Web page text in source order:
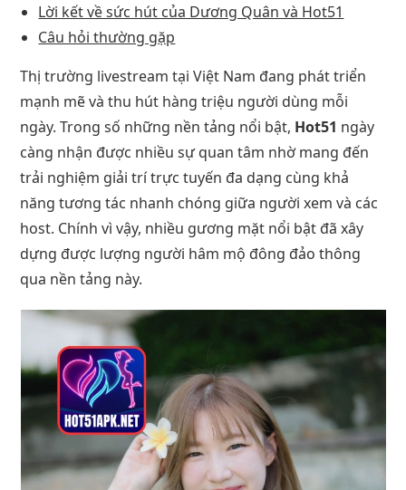
Lời kết về sức hút của Dương Quân và Hot51
Câu hỏi thường gặp
Thị trường livestream tại Việt Nam đang phát triển
mạnh mẽ và thu hút hàng triệu người dùng mỗi
ngày. Trong số những nền tảng nổi bật, Hot51 ngày
càng nhận được nhiều sự quan tâm nhờ mang đến
trải nghiệm giải trí trực tuyến đa dạng cùng khả
năng tương tác nhanh chóng giữa người xem và các
host. Chính vì vậy, nhiều gương mặt nổi bật đã xây
dựng được lượng người hâm mộ đông đảo thông
qua nền tảng này.